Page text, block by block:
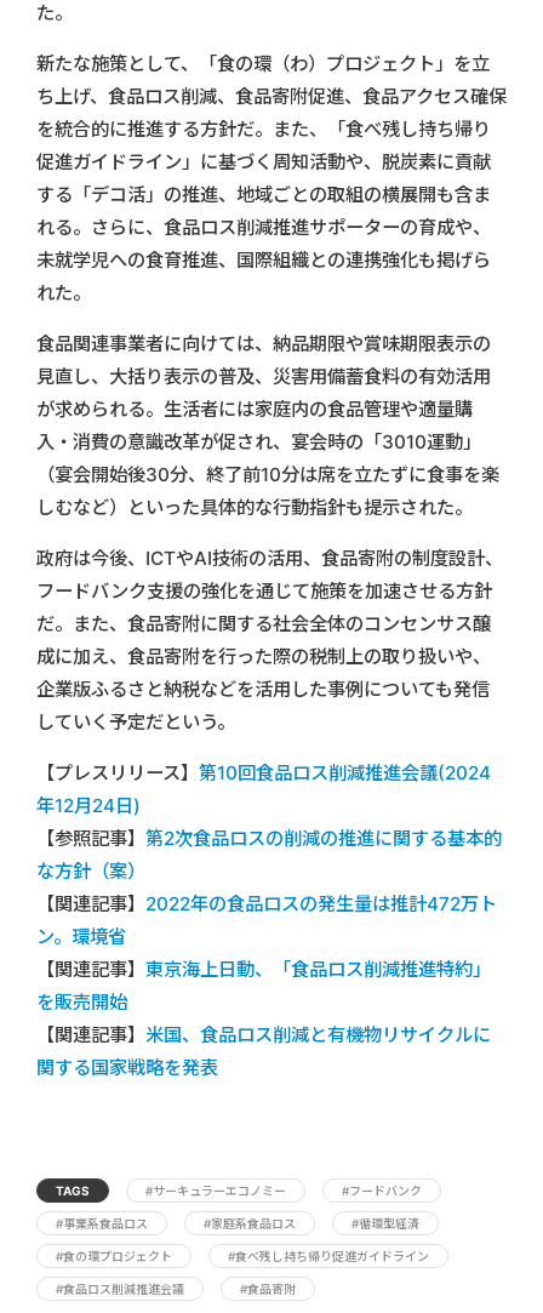
た。
新たな施策として、「食の環（わ）プロジェクト」を立
ち上げ、食品ロス削減、食品寄附促進、食品アクセス確保
を統合的に推進する方針だ。また、「食べ残し持ち帰り
促進ガイドライン」に基づく周知活動や、脱炭素に貢献
する「デコ活」の推進、地域ごとの取組の横展開も含ま
れる。さらに、食品ロス削減推進サポーターの育成や、
未就学児への食育推進、国際組織との連携強化も掲げら
れた。
食品関連事業者に向けては、納品期限や賞味期限表示の
見直し、大括り表示の普及、災害用備蓄食料の有効活用
が求められる。生活者には家庭内の食品管理や適量購
入・消費の意識改革が促され、宴会時の「3010運動」
（宴会開始後30分、終了前10分は席を立たずに食事を楽
しむなど）といった具体的な行動指針も提示された。
政府は今後、ICTやAI技術の活用、食品寄附の制度設計、
フードバンク支援の強化を通じて施策を加速させる方針
だ。また、食品寄附に関する社会全体のコンセンサス醸
成に加え、食品寄附を行った際の税制上の取り扱いや、
企業版ふるさと納税などを活用した事例についても発信
していく予定だという。
【プレスリリース】 第10回食品ロス削減推進会議(2024
年12月24日)
【参照記事】 第2次食品ロスの削減の推進に関する基本的
な方針（案）
【関連記事】 2022年の食品ロスの発生量は推計472万ト
ン。環境省
【関連記事】 東京海上日動、「食品ロス削減推進特約」
を販売開始
【関連記事】 米国、食品ロス削減と有機物リサイクルに
関する国家戦略を発表
TAGS #サーキュラーエコノミー #フードバンク
#事業系食品ロス #家庭系食品ロス #循環型経済
#食の環プロジェクト #食べ残し持ち帰り促進ガイドライン
#食品ロス削減推進会議 #食品寄附